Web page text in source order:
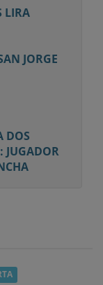
LIRA
JORGE
DOS
JUGADOR